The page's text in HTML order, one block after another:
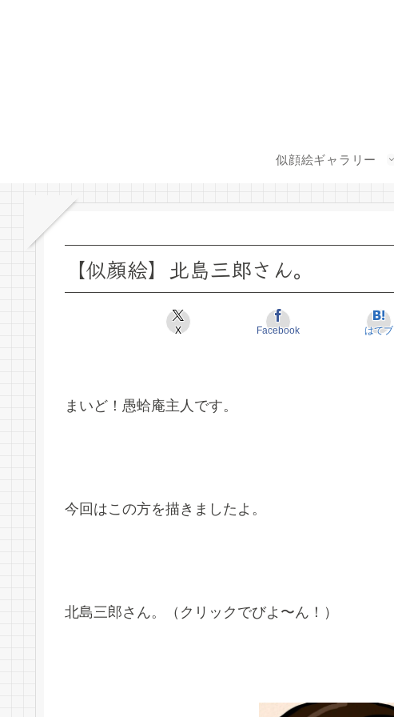
似顔絵ギャラリー
【似顔絵】北島三郎さん。
X Facebook はてブ
まいど！愚蛤庵主人です。
今回はこの方を描きましたよ。
北島三郎さん。（クリックでびよ〜ん！）